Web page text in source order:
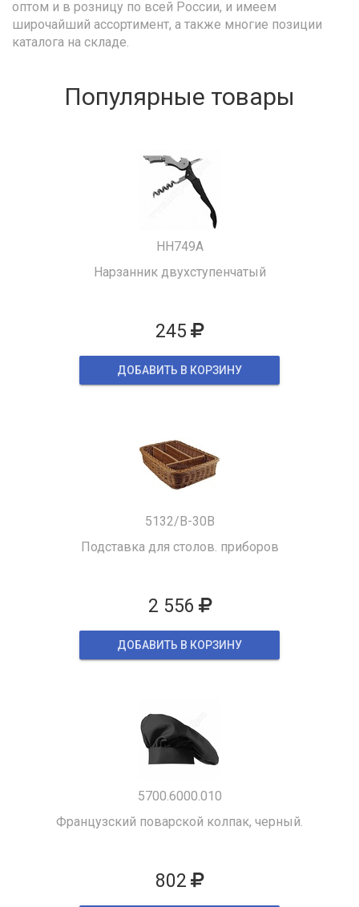
оптом и в розницу по всей России, и имеем
широчайший ассортимент, а также многие позиции
каталога на складе.
Популярные товары
HH749A
Нарзанник двухступенчатый
245
ДОБАВИТЬ В КОРЗИНУ
5132/B-30B
Подставка для столов. приборов
2 556
ДОБАВИТЬ В КОРЗИНУ
5700.6000.010
Французский поварской колпак, черный.
802